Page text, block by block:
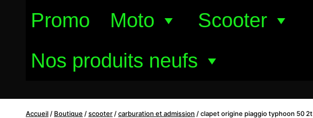
Promo Moto
Scooter
Nos produits neufs
Accueil / Boutique /scooter /carburation et admission /clapet origine piaggio typhoon 50 2t